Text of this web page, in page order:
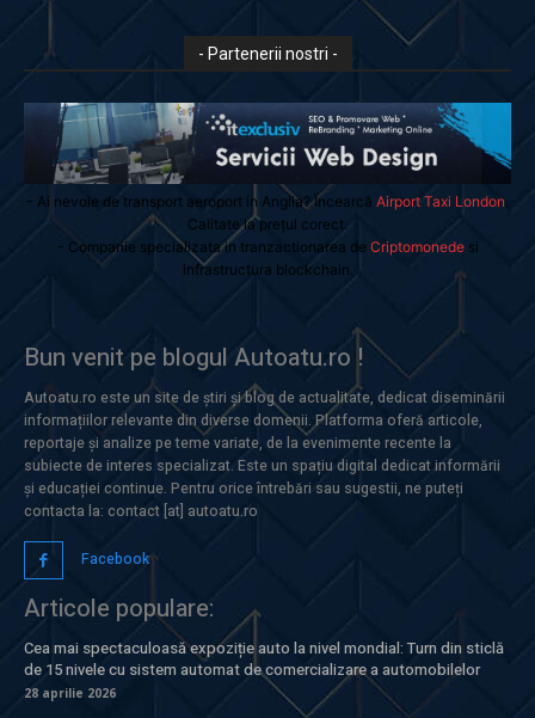
- Partenerii nostri -
- Ai nevoie de transport aeroport in Anglia? Încearcă Airport Taxi London
Calitate la prețul corect.
- Companie specializata in tranzactionarea de Criptomonedesi
infrastructura blockchain.
Bun venit pe blogul Autoatu.ro !
Autoatu.ro este un site de știri și blog de actualitate, dedicat diseminării
informațiilor relevante din diverse domenii. Platforma oferă articole,
reportaje și analize pe teme variate, de la evenimente recente la
subiecte de interes specializat. Este un spațiu digital dedicat informării
și educației continue. Pentru orice întrebări sau sugestii, ne puteți
contacta la: contact [at] autoatu.ro
Facebook
Articole populare:
Cea mai spectaculoasă expoziție auto la nivel mondial: Turn din sticlă
de 15 nivele cu sistem automat de comercializare a automobilelor
28 aprilie 2026